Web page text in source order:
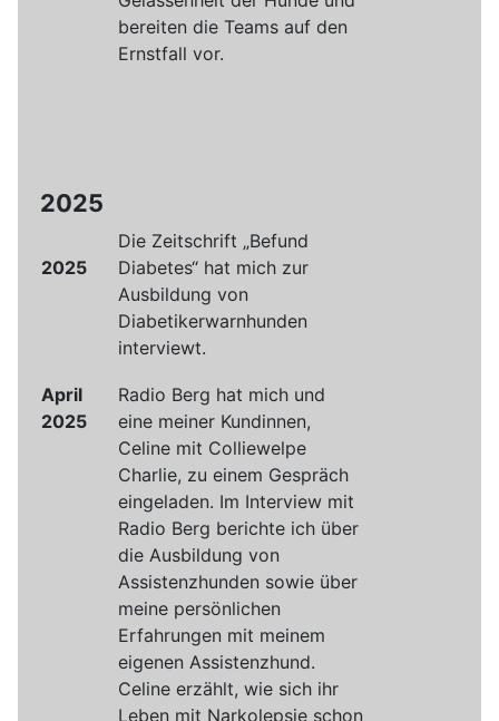
bereiten die Teams auf den
Ernstfall vor.
2025
2025
Die Zeitschrift „Befund
Diabetes“ hat mich zur
Ausbildung von
Diabetikerwarnhunden
interviewt.
April
2025
Radio Berg hat mich und
eine meiner Kundinnen,
Celine mit Colliewelpe
Charlie, zu einem Gespräch
eingeladen. Im Interview mit
Radio Berg berichte ich über
die Ausbildung von
Assistenzhunden sowie über
meine persönlichen
Erfahrungen mit meinem
eigenen Assistenzhund.
Celine erzählt, wie sich ihr
Leben mit Narkolepsie schon